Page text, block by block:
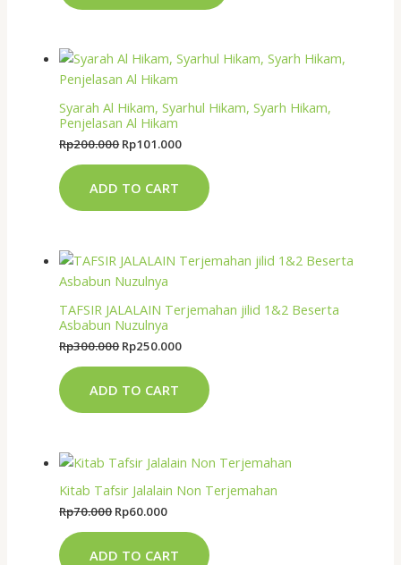
Syarah Al Hikam, Syarhul Hikam, Syarh Hikam,
Penjelasan Al Hikam
Rp200.000 Rp101.000
ADD TO CART
TAFSIR JALALAIN Terjemahan jilid 1&2 Beserta
Asbabun Nuzulnya
Rp300.000 Rp250.000
ADD TO CART
Kitab Tafsir Jalalain Non Terjemahan
Rp70.000 Rp60.000
ADD TO CART